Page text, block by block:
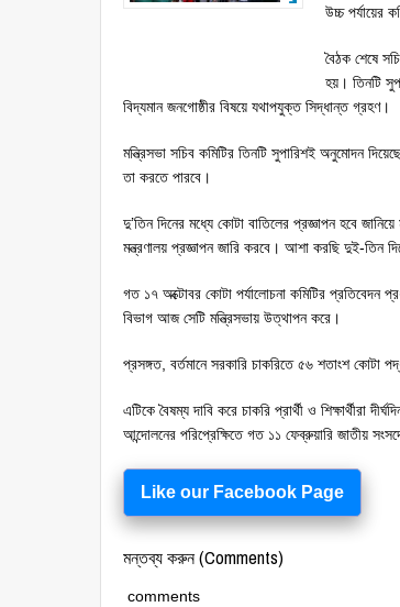
উচ্চ পর্যায়ের
বৈঠক শেষে
হয়। তিনটি
বিদ্যমান জনগোষ্ঠীর বিষয়ে যথাপযুক্ত সিদ্ধান্ত গ্রহণ।
মন্ত্রিসভা সচিব কমিটির তিনটি সুপারিশই অনুমোদন
তা করতে পারবে।
দু’তিন দিনের মধ্যে কোটা বাতিলের প্রজ্ঞাপন হবে
মন্ত্রণালয় প্রজ্ঞাপন জারি করবে। আশা করছি দুই-তিন
গত ১৭ অক্টোবর কোটা পর্যালোচনা কমিটির প্রতিবেদন
বিভাগ আজ সেটি মন্ত্রিসভায় উত্থাপন করে।
প্রসঙ্গত, বর্তমানে সরকারি চাকরিতে ৫৬ শতাংশ কোটা
এটিকে বৈষম্য দাবি করে চাকরি প্রার্থী ও শিক্ষার্থীরা
আন্দোলনের পরিপ্রেক্ষিতে গত ১১ ফেব্রুয়ারি জাতীয়
Like our Facebook Page
মন্তব্য করুন (Comments)
comments